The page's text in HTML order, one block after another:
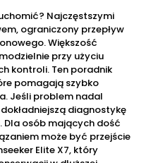
Najczęstszymi
ograniczony przepływ
Większość
przy użyciu
kontroli. Ten poradnik
pomagają szybko
Jeśli problem nadal
diagnostykę
Dla osób mających dość
może być przejście
Elite X7, który